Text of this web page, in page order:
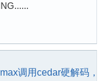
调用cedar硬解码，